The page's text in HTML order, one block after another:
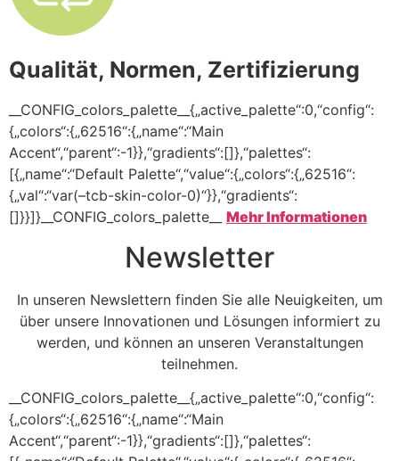
Qualität, Normen, Zertifizierung
__CONFIG_colors_palette__{„active_palette“:0,“config“:
{„colors“:{„62516“:{„name“:“Main
Accent“,“parent“:-1}},“gradients“:[]},“palettes“:
[{„name“:“Default Palette“,“value“:{„colors“:{„62516“:
{„val“:“var(–tcb-skin-color-0)“}},“gradients“:
[]}}]}__CONFIG_colors_palette__ Mehr Informationen
Newsletter
In unseren Newslettern finden Sie alle Neuigkeiten, um
über unsere Innovationen und Lösungen informiert zu
werden, und können an unseren Veranstaltungen
teilnehmen.
__CONFIG_colors_palette__{„active_palette“:0,“config“:
{„colors“:{„62516“:{„name“:“Main
Accent“,“parent“:-1}},“gradients“:[]},“palettes“: